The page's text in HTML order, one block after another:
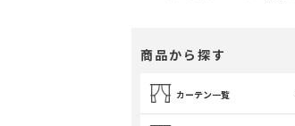
商品から探す
カーテン一覧